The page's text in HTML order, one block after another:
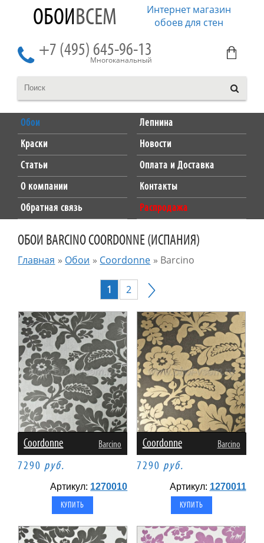
ОБОИВСЕМ
Интернет магазин
обоев для стен
+7 (495) 645-96-13
Многоканальный
Обои
Лепнина
Краски
Новости
Статьи
Оплата и Доставка
О компании
Контакты
Обратная связь
Распродажа
ОБОИ BARCINO COORDONNE (ИСПАНИЯ)
Главная » Обои » Coordonne » Barcino
1 2
Coordonne Barcino
7290 руб.
Артикул: 1270010
Coordonne Barcino
7290 руб.
Артикул: 1270011